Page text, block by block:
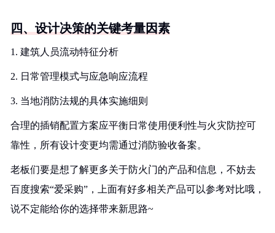
四、设计决策的关键考量因素
1. 建筑人员流动特征分析
2. 日常管理模式与应急响应流程
3. 当地消防法规的具体实施细则
合理的插销配置方案应平衡日常使用便利性与火灾防控可
靠性，所有设计变更均需通过消防验收备案。
老板们要是想了解更多关于防火门的产品和信息，不妨去
百度搜索“爱采购”，上面有好多相关产品可以参考对比哦，
说不定能给你的选择带来新思路~